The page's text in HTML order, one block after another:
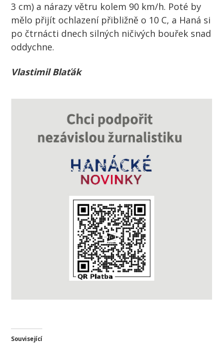
3 cm) a nárazy větru kolem 90 km/h. Poté by
mělo přijít ochlazení přibližně o 10 C, a Haná si
po čtrnácti dnech silných ničivých bouřek snad
oddychne.
Vlastimil Blaťák
Související